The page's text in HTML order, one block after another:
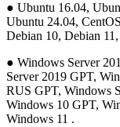
● Ubuntu 16.04,
Ubuntu 24.04,
Debian 10, Debian
● Windows Server
Server 2019 GPT,
RUS GPT, Windows
Windows 10 GPT,
Windows 11 .